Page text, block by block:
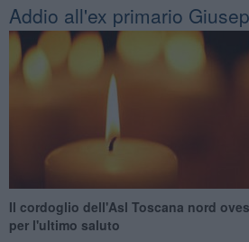
Addio all'ex primario
Il cordoglio dell'Asl Toscana nord
per l'ultimo saluto